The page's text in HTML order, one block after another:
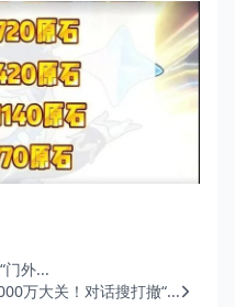
门外...
万大关！对话搜打撤“...